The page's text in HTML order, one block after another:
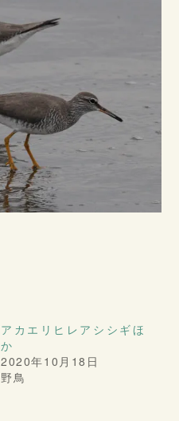
アカエリヒレアシシギほ
か
2020年10月18日
野鳥